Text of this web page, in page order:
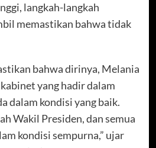
langkah-langkah
memastikan bahwa tidak
bahwa dirinya, Melania
yang hadir dalam
dalam kondisi yang baik.
Wakil Presiden, dan semua
kondisi sempurna,” ujar